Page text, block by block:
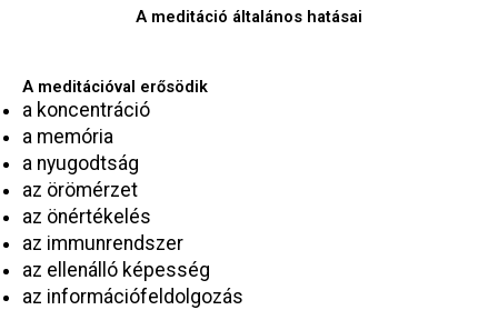
A meditáció általános hatásai
A meditációval erősödik
a koncentráció
a memória
a nyugodtság
az örömérzet
az önértékelés
az immunrendszer
az ellenálló képesség
az információfeldolgozás